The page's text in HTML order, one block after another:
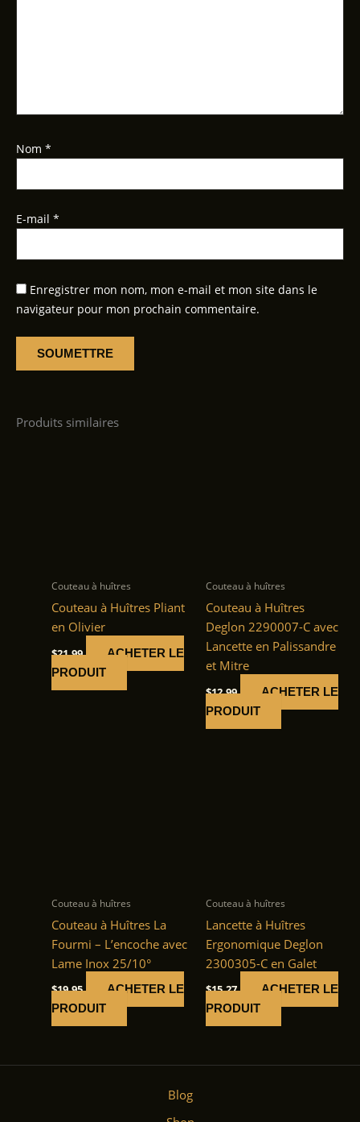
Nom *
E-mail *
Enregistrer mon nom, mon e-mail et mon site dans le
navigateur pour mon prochain commentaire.
Produits similaires
Couteau à huîtres
Couteau à Huîtres Pliant
en Olivier
$21.99
ACHETER LE
PRODUIT
Couteau à huîtres
Couteau à Huîtres
Deglon 2290007-C avec
Lancette en Palissandre
et Mitre
$12.99
ACHETER LE
PRODUIT
Couteau à huîtres
Couteau à Huîtres La
Fourmi – L’encoche avec
Lame Inox 25/10°
$19.95
ACHETER LE
PRODUIT
Couteau à huîtres
Lancette à Huîtres
Ergonomique Deglon
2300305-C en Galet
$15.27
ACHETER LE
PRODUIT
Blog